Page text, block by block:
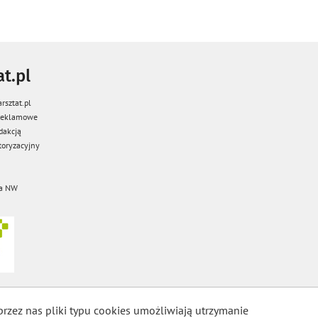
NW
nas pliki typu cookies umożliwiają utrzymanie